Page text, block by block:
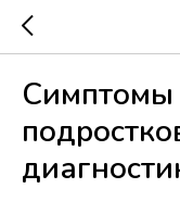
Симптомы